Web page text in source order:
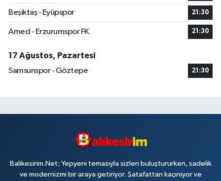
Beşiktaş - Eyüpspor 21:30
Amed - Erzurumspor FK 21:30
17 Ağustos, Pazartesi
Samsunspor - Göztepe
21:30
Balikesirim.Net; Yepyeni temasıyla sizleri buluştururken, sadelik
ve modernizmi bir araya getiriyor. Şatafattan kaçınıyor ve